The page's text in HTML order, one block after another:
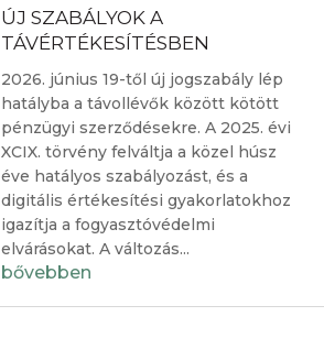
ÚJ SZABÁLYOK A
TÁVÉRTÉKESÍTÉSBEN
2026. június 19-től új jogszabály lép
hatályba a távollévők között kötött
pénzügyi szerződésekre. A 2025. évi
XCIX. törvény felváltja a közel húsz
éve hatályos szabályozást, és a
digitális értékesítési gyakorlatokhoz
igazítja a fogyasztóvédelmi
elvárásokat. A változás...
bővebben